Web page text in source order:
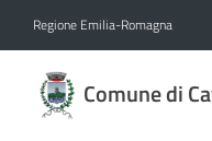
Regione Emilia-Romagna
Comune di
di